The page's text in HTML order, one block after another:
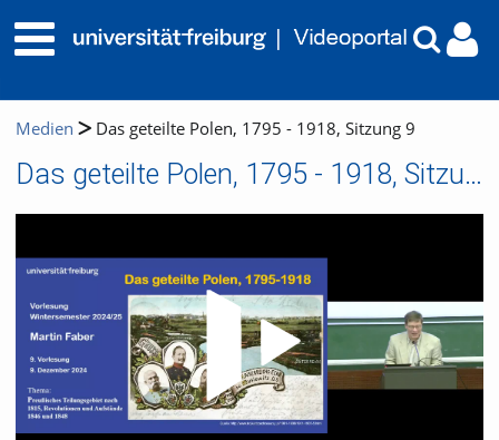
Medien Das geteilte Polen, 1795 - 1918, Sitzung 9
Das geteilte Polen, 1795 - 1918, Sitzung 9